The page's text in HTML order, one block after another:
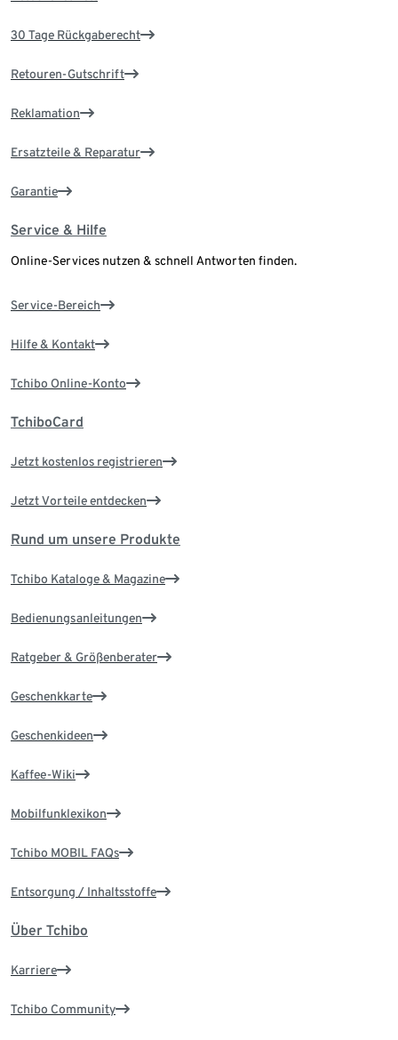
30 Tage Rückgaberecht
Retouren-Gutschrift
Reklamation
Ersatzteile & Reparatur
Garantie
Service & Hilfe
Online-Services nutzen & schnell Antworten finden.
Service-Bereich
Hilfe & Kontakt
Tchibo Online-Konto
TchiboCard
Jetzt kostenlos registrieren
Jetzt Vorteile entdecken
Rund um unsere Produkte
Tchibo Kataloge & Magazine
Bedienungsanleitungen
Ratgeber & Größenberater
Geschenkkarte
Geschenkideen
Kaffee-Wiki
Mobilfunklexikon
Tchibo MOBIL FAQs
Entsorgung / Inhaltsstoffe
Über Tchibo
Karriere
Tchibo Community